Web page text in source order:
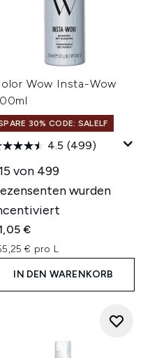
Wow Insta-Wow
30% CODE: SALELF
4.5 (499)
von 499
wurden
€
€ pro L
IN DEN WARENKORB